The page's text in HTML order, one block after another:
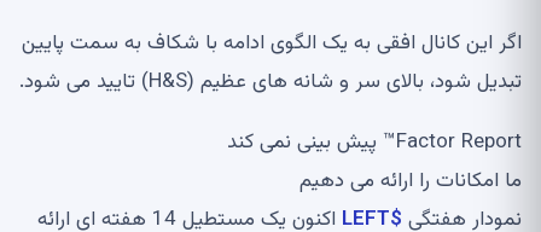
اگر این کانال افقی به یک الگوی ادامه با شکاف به سمت پایین
تبدیل شود، بالای سر و شانه های عظیم (H&S) تایید می شود.
Factor Report™️ پیش بینی نمی کند
ما امکانات را ارائه می دهیم
نمودار هفتگی $LEFT
اکنون یک مستطیل 14 هفته ای ارائه